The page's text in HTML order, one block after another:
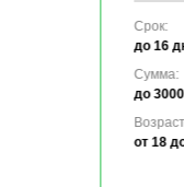
Срок:
до 16
Сумма:
до
от 18